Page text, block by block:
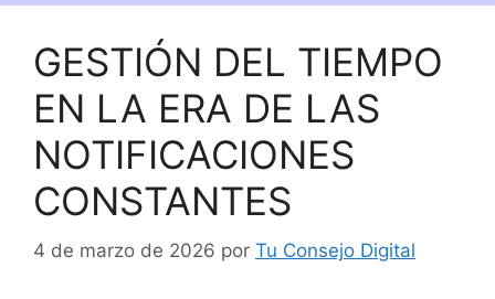
GESTIÓN DEL TIEMPO
EN LA ERA DE LAS
NOTIFICACIONES
CONSTANTES
4 de marzo de 2026 por Tu Consejo Digital